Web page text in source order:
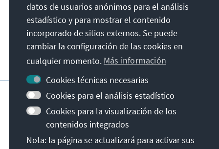
Dirección
Contacto
Visita también
Página principal de la KAS
Pie de imprenta
Protección de datos
Declaración sobre accesibilidad
Notificar barrera
Términos y condiciones generales
datos de usuarios anónimos para el análisis
estadístico y para mostrar el contenido
incorporado de sitios externos. Se puede
cambiar la configuración de las cookies en
cualquier momento. Más información
Cookies técnicas necesarias
Cookies para el análisis estadístico
Cookies para la visualización de los
contenidos integrados
Nota: la página se actualizará para activar sus